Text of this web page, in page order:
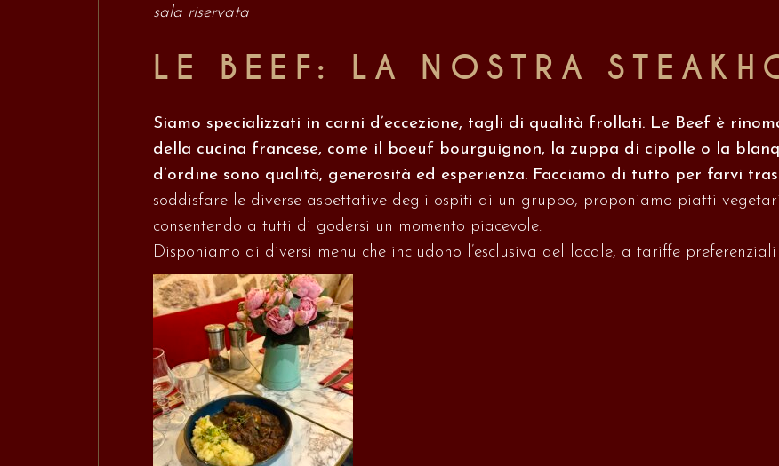
sala riservata
LE BEEF: LA NOSTRA
Siamo specializzati in carni d’eccezione, tagli di qualità frollati. Le Beef è
della cucina francese, come il boeuf bourguignon, la zuppa di cipolle o la
d’ordine sono qualità, generosità ed esperienza. Facciamo di tutto per farvi
soddisfare le diverse aspettative degli ospiti di un gruppo, proponiamo piatti
consentendo a tutti di godersi un momento piacevole.
Disponiamo di diversi menu che includono l’esclusiva del locale, a tariffe